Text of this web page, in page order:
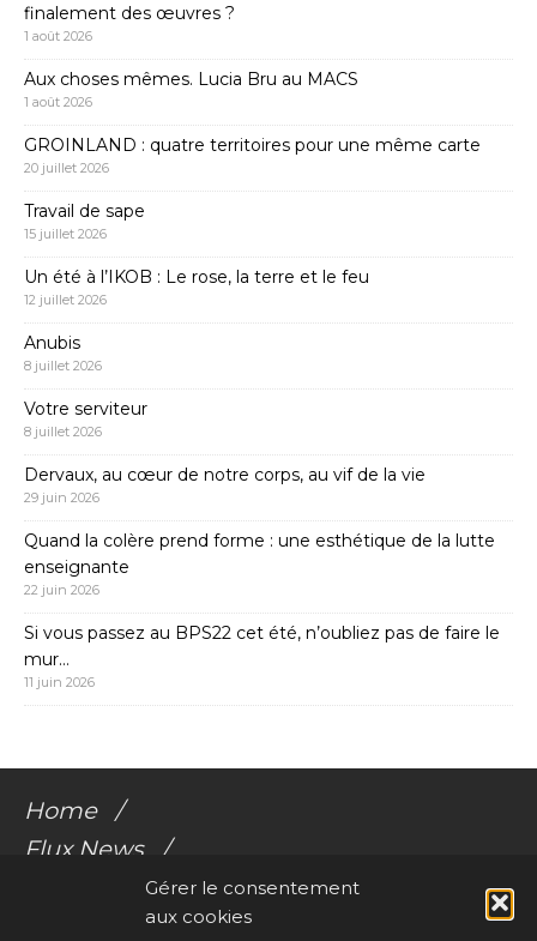
Gérer le consentement
aux cookies
finalement des œuvres ?
1 août 2026
Aux choses mêmes. Lucia Bru au MACS
1 août 2026
GROINLAND : quatre territoires pour une même carte
20 juillet 2026
Travail de sape
15 juillet 2026
Un été à l’IKOB : Le rose, la terre et le feu
12 juillet 2026
Anubis
8 juillet 2026
Votre serviteur
8 juillet 2026
Dervaux, au cœur de notre corps, au vif de la vie
29 juin 2026
Quand la colère prend forme : une esthétique de la lutte
enseignante
22 juin 2026
Si vous passez au BPS22 cet été, n’oubliez pas de faire le
mur…
11 juin 2026
Home
Flux News
Galerie Flux